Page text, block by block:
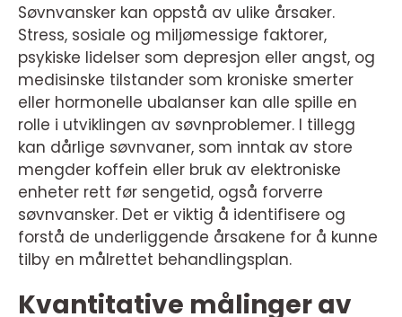
Søvnvansker kan oppstå av ulike årsaker.
Stress, sosiale og miljømessige faktorer,
psykiske lidelser som depresjon eller angst, og
medisinske tilstander som kroniske smerter
eller hormonelle ubalanser kan alle spille en
rolle i utviklingen av søvnproblemer. I tillegg
kan dårlige søvnvaner, som inntak av store
mengder koffein eller bruk av elektroniske
enheter rett før sengetid, også forverre
søvnvansker. Det er viktig å identifisere og
forstå de underliggende årsakene for å kunne
tilby en målrettet behandlingsplan.
Kvantitative målinger av